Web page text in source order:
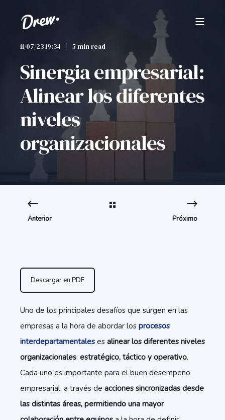
11/07/23 19:34 5 min read
Sinergia empresarial:
Alinear los diferentes
niveles
organizacionales
Anterior Próximo
Descargar en PDF
Uno de los principales desafíos que surgen en las
empresas a la hora de abordar los procesos
interdepartamentales es alinear los diferentes niveles
organizacionales: estratégico, táctico y operativo.
Cada uno es importante para el buen desempeño
empresarial, a través de acciones sincronizadas desde
las distintas áreas, permitiendo una mayor